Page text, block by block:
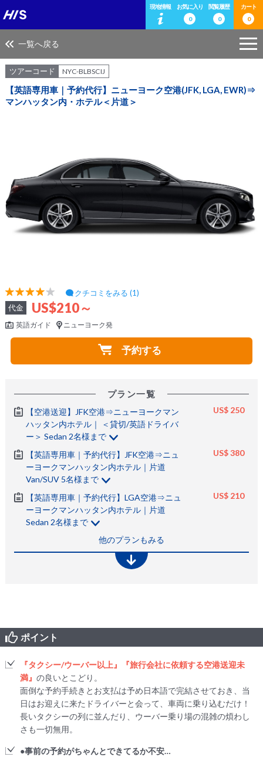
現地情報
お気に入り
0
閲覧履歴
0
カート
0
一覧へ戻る
ツアーコード NYC-BLBSCIJ
【英語専用車｜予約代行】ニューヨーク空港(JFK, LGA, EWR)⇒
マンハッタン内・ホテル＜片道＞
クチコミをみる (1)
代金
US$210～
英語ガイド ニューヨーク発
予約する
プラン一覧
【空港送迎】JFK空港⇒ニューヨークマン
ハッタン内ホテル｜ ＜貸切/英語ドライバ
ー＞ Sedan 2名様まで
US$ 250
【英語専用車｜予約代行】JFK空港⇒ニュ
ーヨークマンハッタン内ホテル｜片道
Van/SUV 5名様まで
US$ 380
【英語専用車｜予約代行】LGA空港⇒ニュ
ーヨークマンハッタン内ホテル｜片道
Sedan 2名様まで
US$ 210
他のプランもみる
ポイント
『タクシー/ウーバー以上』『旅行会社に依頼する空港送迎未
満』 の良いとこどり。
面倒な予約手続きとお支払は予め日本語で完結させておき、当
日はお迎えに来たドライバーと会って、車両に乗り込むだけ！
長いタクシーの列に並んだり、ウーバー乗り場の混雑の煩わし
さも一切無用。
●事前の予約がちゃんとできてるか不安…